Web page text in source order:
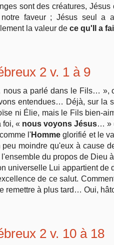
sont des créatures,
faveur ; Jésus seul a
la valeur de ce qu'Il a
2 v. 1 à 9
a parlé dans le Fils… »,
entendues… Déjà, sur la
ni Élie, mais le Fils bien-
foi, « nous voyons Jésus… »
l'Hommeglorifié et le
peu moindre qu'eux à cause
du propos de Dieu
universelle Lui appartient
de ce salut.
remettre à plus tard… Oui,
2 v. 10 à 18